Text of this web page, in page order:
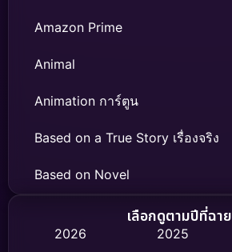
Amazon Prime
Animal
Animation การ์ตูน
Based on a True Story เรื่องจริง
Based on Novel
Biography ชีวิตจริงเลือกดูตามปีที่ฉาย
2026 2025